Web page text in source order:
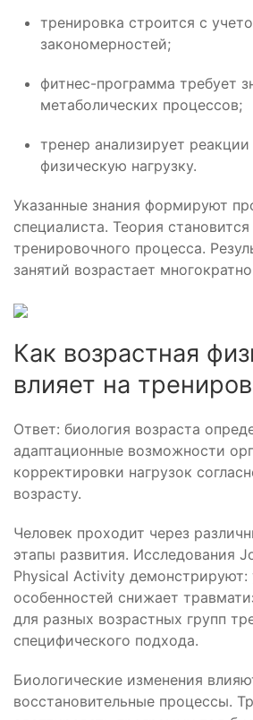
тренировка строится с
закономерностей;
фитнес-программа требует
метаболических процессов;
тренер анализирует реакции
физическую нагрузку.
Указанные знания формируют
специалиста. Теория
тренировочного процесса.
занятий возрастает
Как возрастная
влияет на
Ответ: биология возраста
адаптационные возможности
корректировки нагрузок
возрасту.
Человек проходит через
этапы развития. Исследования
Physical Activity демонстрируют:
особенностей снижает
для разных возрастных групп
специфического подхода.
Биологические изменения
восстановительные процессы.